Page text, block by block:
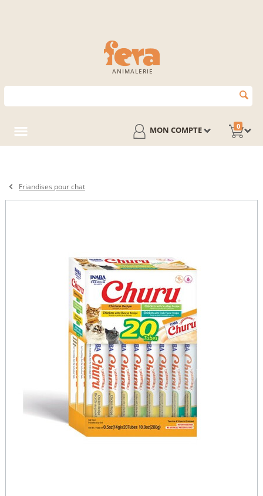
ANIMALERIE
0
MON COMPTE
Friandises pour chat